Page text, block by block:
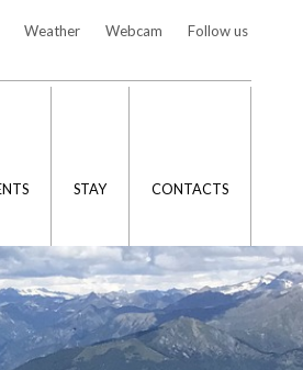
Follow us
Webcam
Weather
STAY CONTACTS